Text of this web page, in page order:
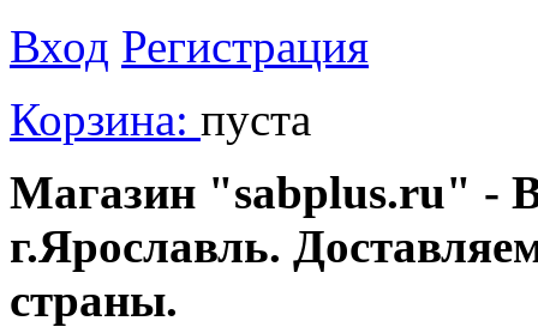
Вход Регистрация
Корзина: пуста
Магазин "sabplus.ru" -
г.Ярославль.
страны.